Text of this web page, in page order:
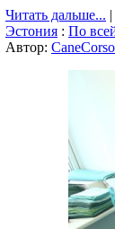
Читать дальше...
Эстония : По
Автор: CaneCorso